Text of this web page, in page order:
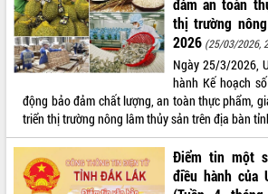
đảm an toàn
thị trường
2026 (25/03/2026,
Ngày 25/3/2026,
hành Kế hoạch
động bảo đảm chất lượng, an toàn thực phẩm,
triển thị trường nông lâm thủy sản trên địa bàn
Điểm tin một
điều hành của